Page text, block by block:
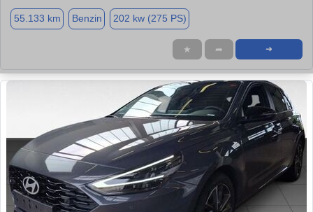
55.133 km Benzin 202 kw (275 PS)
★ ➦ ➜